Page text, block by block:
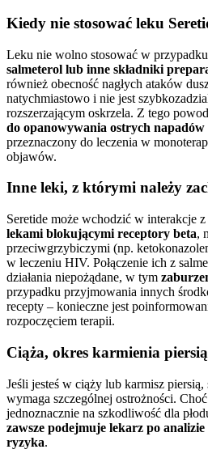
Kiedy nie stosować leku
Leku nie wolno stosować w przypadku
salmeterol lub inne składniki
również obecność nagłych ataków
natychmiastowo i nie jest
rozszerzającym oskrzela. Z tego
do opanowywania ostrych napadów
przeznaczony do leczenia w
objawów.
Inne leki, z którymi należy
Seretide może wchodzić w interakcje
lekami blokującymi receptory beta,
przeciwgrzybiczymi (np.
w leczeniu HIV. Połączenie ich z
działania niepożądane, w tym
przypadku przyjmowania innych
recepty – konieczne jest
rozpoczęciem terapii.
Ciąża, okres karmienia
Jeśli jesteś w ciąży lub karmisz piersią,
wymaga szczególnej ostrożności.
jednoznacznie na szkodliwość dla
zawsze podejmuje lekarz po
ryzyka.